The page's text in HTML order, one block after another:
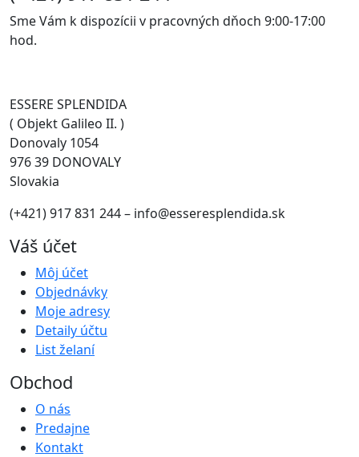
Sme Vám k dispozícii v pracovných dňoch 9:00-17:00
hod.
ESSERE SPLENDIDA
( Objekt Galileo II. )
Donovaly 1054
976 39 DONOVALY
Slovakia
(+421) 917 831 244 – info@esseresplendida.sk
Váš účet
Môj účet
Objednávky
Moje adresy
Detaily účtu
List želaní
Obchod
O nás
Predajne
Kontakt